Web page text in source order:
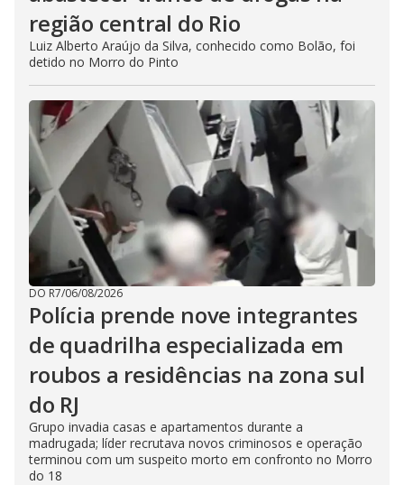
região central do Rio
Luiz Alberto Araújo da Silva, conhecido como Bolão, foi
detido no Morro do Pinto
DO R7/06/08/2026
Polícia prende nove integrantes
de quadrilha especializada em
roubos a residências na zona sul
do RJ
Grupo invadia casas e apartamentos durante a
madrugada; líder recrutava novos criminosos e operação
terminou com um suspeito morto em confronto no Morro
do 18